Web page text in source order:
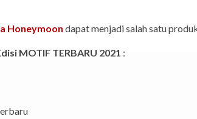
Honeymoon dapat menjadi salah satu
MOTIF TERBARU 2021 :